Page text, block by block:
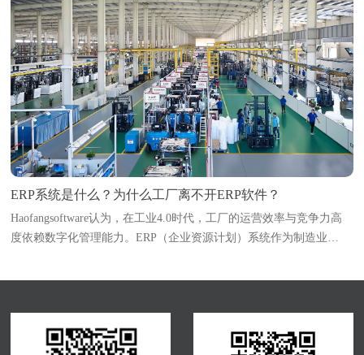
ERP系统是什么？为什么工厂离不开ERP软件？
Haofangsoftware认为，在工业4.0时代，工厂的运营效率与竞争力高
度依赖数字化管理能力。ERP（企业资源计划）系统作为制造业